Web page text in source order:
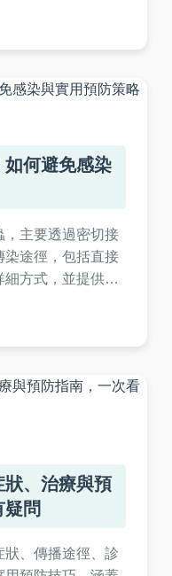
統進行疾病防
報的關鍵知識，提
何避免感染
，主要透過密切接
染途徑，包括直接
方式，並提供有
險、避免感染，
涵蓋症狀判斷、常
、治療與預
疑問
、傳播途徑、診